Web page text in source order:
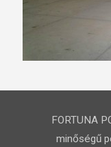
FORTUNA
minőségű